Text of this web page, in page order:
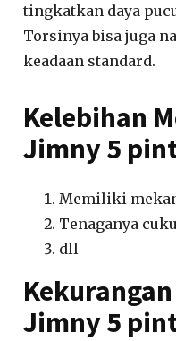
tingkatkan daya
Torsinya bisa juga
keadaan standard.
Kelebihan
Jimny 5
Memiliki
Tenaganya
dll
Jimny 5